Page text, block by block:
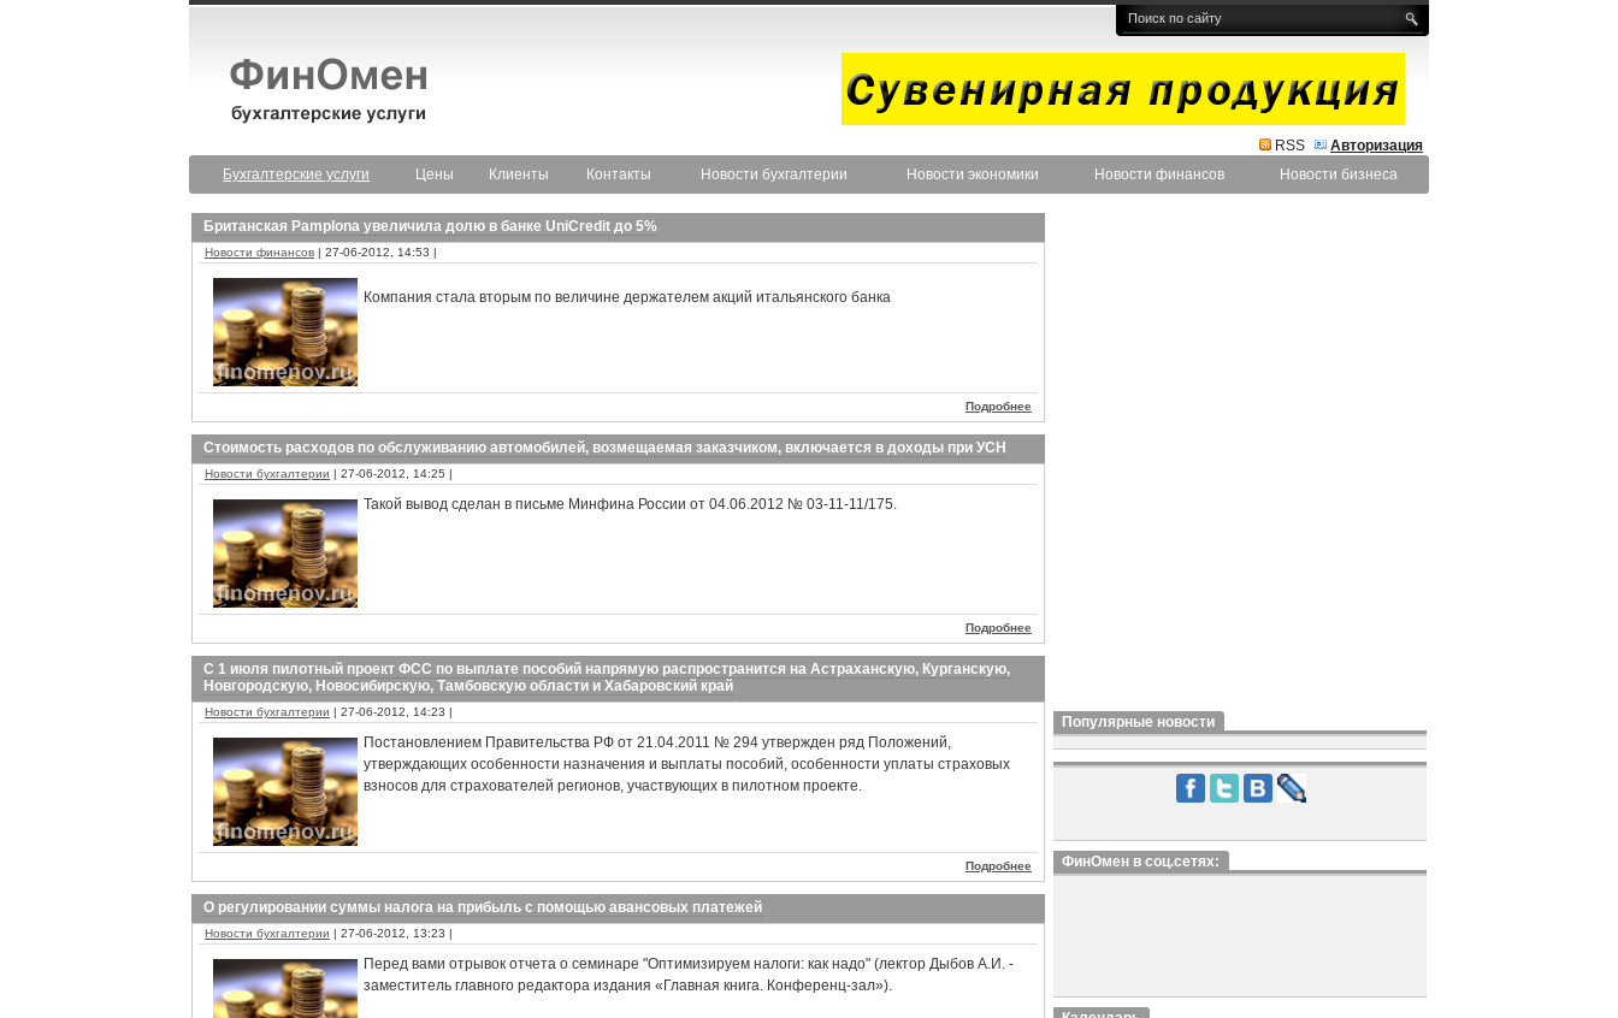
RSS
Авторизация
Бухгалтерские услуги
Цены Клиенты Контакты Новости бухгалтерии Новости экономики Новости финансов Новости бизнеса
Британская Pamplona увеличила долю в банке UniCredit до 5%
Новости финансов | 27-06-2012, 14:53 |
Компания стала вторым по величине держателем акций итальянского банка
Подробнее
Стоимость расходов по обслуживанию автомобилей, возмещаемая заказчиком, включается в доходы при УСН
Новости бухгалтерии | 27-06-2012, 14:25 |
Такой вывод сделан в письме Минфина России от 04.06.2012 № 03-11-11/175.
Подробнее
С 1 июля пилотный проект ФСС по выплате пособий напрямую распространится на Астраханскую, Курганскую,
Новгородскую, Новосибирскую, Тамбовскую области и Хабаровский край
Новости бухгалтерии | 27-06-2012, 14:23 |
Постановлением Правительства РФ от 21.04.2011 № 294 утвержден ряд Положений,
утверждающих особенности назначения и выплаты пособий, особенности уплаты страховых
взносов для страхователей регионов, участвующих в пилотном проекте.
Подробнее
О регулировании суммы налога на прибыль с помощью авансовых платежей
Новости бухгалтерии | 27-06-2012, 13:23 |
Перед вами отрывок отчета о семинаре "Оптимизируем налоги: как надо" (лектор Дыбов А.И. -
заместитель главного редактора издания «Главная книга. Конференц-зал»).
Популярные новости
ФинОмен в соц.сетях: